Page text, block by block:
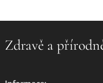
Zdravě a